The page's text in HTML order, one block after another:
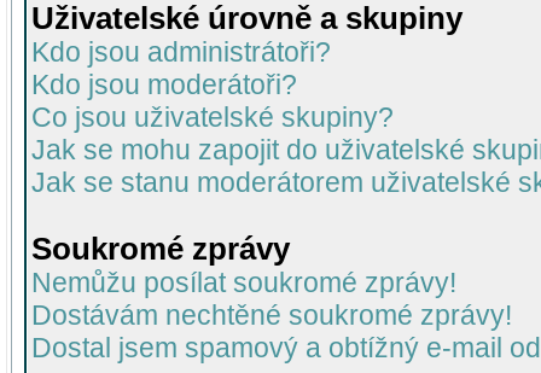
Uživatelské úrovně a skupiny
Kdo jsou administrátoři?
Kdo jsou moderátoři?
Co jsou uživatelské skupiny?
Jak se mohu zapojit do uživatelské
Jak se stanu moderátorem uživatelské
Soukromé zprávy
Nemůžu posílat soukromé zprávy!
Dostávám nechtěné soukromé zprávy!
Dostal jsem spamový a obtížný e-mail